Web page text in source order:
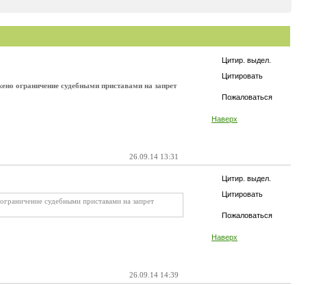
Цитир. выдел.
Цитировать
Пожаловаться
Наверх
ограничение судебными приставами на запрет
26.09.14 13:31
Цитир. выдел.
Цитировать
Пожаловаться
Наверх
судебными приставами на запрет
26.09.14 14:39